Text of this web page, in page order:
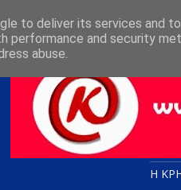
Η
to deliver its services and
performance and security
abuse.